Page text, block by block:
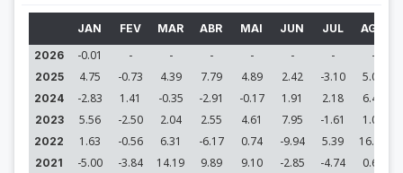
JAN FEV MAR ABR MAI JUN JUL AGO
2026
-0.01 - - - - - - -
2025 4.75 -0.73 4.39 7.79 4.89 2.42 -3.10 5.08
2024 -2.83 1.41 -0.35 -2.91 -0.17 1.91 2.18 6.42
2023 5.56 -2.50 2.04 2.55 4.61 7.95 -1.61 1.03
2022 1.63 -0.56 6.31 -6.17 0.74 -9.94 5.39 16.48
2021 -5.00 -3.84 14.19 9.89 9.10 -2.85 -4.74 0.67